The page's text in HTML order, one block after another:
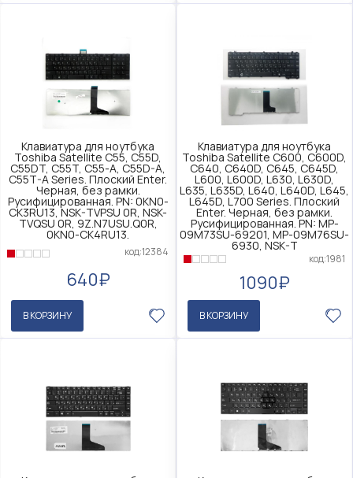
Клавиатура для ноутбука
Toshiba Satellite C55, C55D,
C55DT, C55T, C55-A, C55D-A,
C55T-A Series. Плоский Enter.
Черная, без рамки.
Русифицированная. PN: 0KN0-
CK3RU13, NSK-TVPSU 0R, NSK-
TVQSU 0R, 9Z.N7USU.Q0R,
0KN0-CK4RU13.
код:12384
640₽
В КОРЗИНУ
Клавиатура для ноутбука
Toshiba Satellite C600, C600D,
C640, C640D, C645, C645D,
L600, L600D, L630, L630D,
L635, L635D, L640, L640D, L645,
L645D, L700 Series. Плоский
Enter. Черная, без рамки.
Русифицированная. PN: MP-
09M73SU-69201, MP-09M76SU-
6930, NSK-T
код:1981
1090₽
В КОРЗИНУ